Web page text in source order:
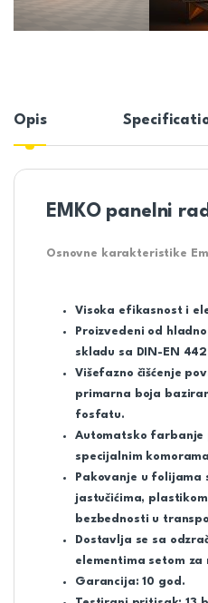
Opis
EMKO panelni
Osnovne karakteristike
Visoka efikasnost i
Proizvedeni od
skladu sa DIN-EN
Višefazno čišćenje
primarna boja
fosfatu.
Automatsko farbanje
specijalnim
Pakovanje u folijama
jastučićima,
bezbednosti u
Dostavlja se sa
elementima setom za
Garancija: 10 god.